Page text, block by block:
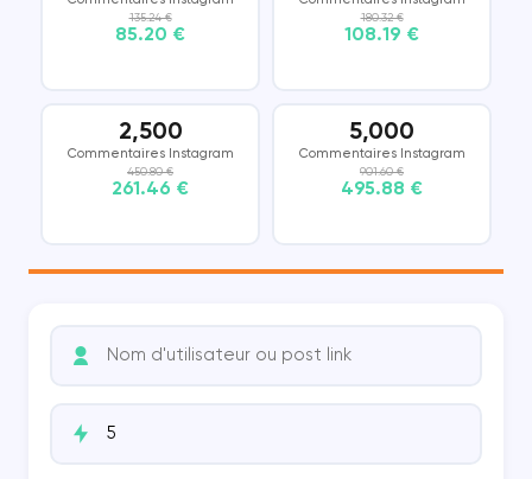
135.24 €
85.20 €
180.32 €
108.19 €
2,500
Commentaires Instagram
450.80 €
261.46 €
5,000
Commentaires Instagram
901.60 €
495.88 €